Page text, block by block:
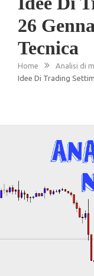
26
Tecnica
Home
Analisi di
Idee Di Trading